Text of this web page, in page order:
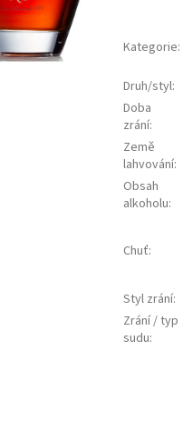
Kategorie:
Druh/styl:
Doba
zrání:
Země
lahvování:
Obsah
alkoholu:
Chuť:
Styl zrání:
Zrání / typ
sudu: